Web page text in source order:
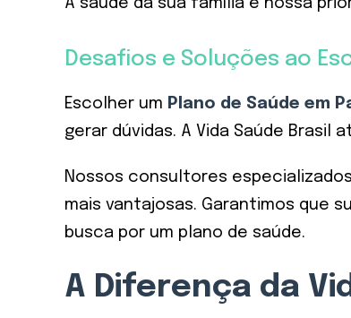
Desafios e Soluções ao
Escolher um Plano de Saúde em
gerar dúvidas. A Vida Saúde
Nossos consultores
mais vantajosas. Garantimos que
busca por um plano de saúde.
A Diferença da